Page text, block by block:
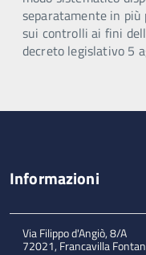
separatamente in
sui controlli ai fini
decreto legislativo 5
Informazioni
Via Filippo d'Angiò, 8/A
72021, Francavilla